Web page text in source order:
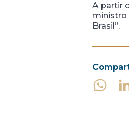
A partir
ministro
Brasil”.